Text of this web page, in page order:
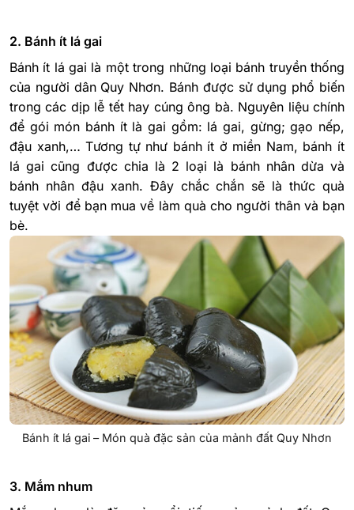
2. Bánh ít lá gai
Bánh ít lá gai là một trong những loại bánh truyền thống
của người dân Quy Nhơn. Bánh được sử dụng phổ biến
trong các dịp lễ tết hay cúng ông bà. Nguyên liệu chính
để gói món bánh ít là gai gồm: lá gai, gừng; gạo nếp,
đậu xanh,… Tương tự như bánh ít ở miền Nam, bánh ít
lá gai cũng được chia là 2 loại là bánh nhân dừa và
bánh nhân đậu xanh. Đây chắc chắn sẽ là thức quà
tuyệt vời để bạn mua về làm quà cho người thân và bạn
bè.
Bánh ít lá gai – Món quà đặc sản của mảnh đất Quy Nhơn
3. Mắm nhum